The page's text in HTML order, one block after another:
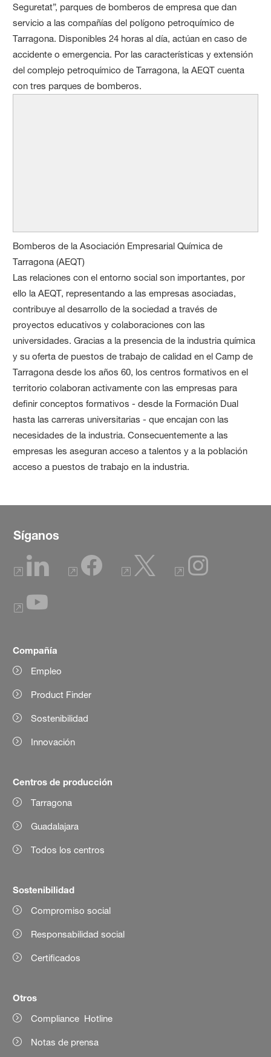
Seguretat”, parques de bomberos de empresa que dan
servicio a las compañías del polígono petroquímico de
Tarragona. Disponibles 24 horas al día, actúan en caso de
accidente o emergencia. Por las características y extensión
del complejo petroquímico de Tarragona, la AEQT cuenta
con tres parques de bomberos.
Bomberos de la Asociación Empresarial Química de
Tarragona (AEQT)
Las relaciones con el entorno social son importantes, por
ello la AEQT, representando a las empresas asociadas,
contribuye al desarrollo de la sociedad a través de
proyectos educativos y colaboraciones con las
universidades. Gracias a la presencia de la industria química
y su oferta de puestos de trabajo de calidad en el Camp de
Tarragona desde los años 60, los centros formativos en el
territorio colaboran activamente con las empresas para
definir conceptos formativos - desde la Formación Dual
hasta las carreras universitarias - que encajan con las
necesidades de la industria. Consecuentemente a las
empresas les aseguran acceso a talentos y a la población
acceso a puestos de trabajo en la industria.
Síganos
Compañía
Empleo
Product Finder
Sostenibilidad
Innovación
Centros de producción
Tarragona
Guadalajara
Todos los centros
Sostenibilidad
Compromiso social
Responsabilidad social
Certificados
Otros
Compliance Hotline
Notas de prensa